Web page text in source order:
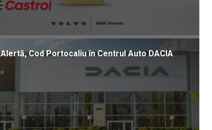
Alertă, Cod Portocaliu în Centrul Auto DACIA